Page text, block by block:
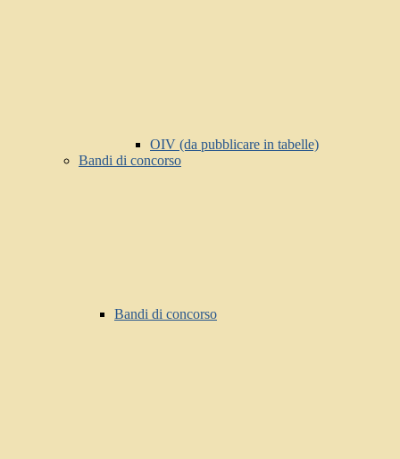
OIV (da pubblicare in tabelle)
Bandi di concorso
Bandi di concorso